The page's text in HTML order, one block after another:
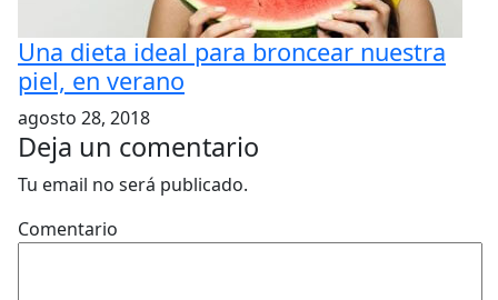
Una dieta ideal para broncear nuestra
piel, en verano
agosto 28, 2018
Deja un comentario
Tu email no será publicado.
Comentario